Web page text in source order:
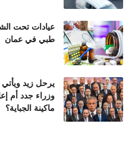
عيادات تحت
طبي في عمان
يرحل زيد
وزراء جدد أم
ماكينة الجباية؟